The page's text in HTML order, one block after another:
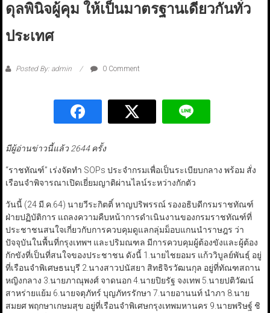
ดุลพินิจผู้คุม ให้เป็นมาตรฐานเดียวกันทั่ว
ประเทศ
Posted By: admin 0 Comment
มีผู้อ่านข่าวนี้แล้ว 2644 ครั้ง
“ราชทัณฑ์” เร่งจัดทำ SOPs ประจำกรมเพื่อเป็นระเบียบกลาง พร้อม สั่ง
เรือนจำพิจารณาเปิดเยี่ยมญาติผ่านไลน์ระหว่างกักตัว
วันนี้ (24 มี.ค.64) นายวีระกิตติ์ หาญปริพรรณ์ รองอธิบดีกรมราชทัณฑ์
ฝ่ายปฏิบัติการ แถลงความคืบหน้าการดำเนินงานของกรมราชทัณฑ์ที่
ประชาชนสนใจเกี่ยวกับการควบคุมดูแลกลุ่มม็อบแกนนำราษฎร ว่า
ปัจจุบันในพื้นที่กรุงเทพฯ และปริมณฑล มีการควบคุมผู้ต้องขังและผู้ต้อง
กักขังที่เป็นที่สนใจของประชาชน ดังนี้ 1.นายไชยอมร แก้ววิบูลย์พันธุ์ อยู่
ที่เรือนจำพิเศษธนบุรี 2.นางสาวปนัสยา สิทธิจิรวัฒนกุล อยู่ที่ทัณฑสถาน
หญิงกลาง 3.นายภาณุพงศ์ จาดนอก 4.นายปิยรัฐ จงเทพ 5.นายปติวัฒน์
สาหร่ายแย้ม 6.นายจตุภัทร์ บุญภัทรรักษา 7.นายอานนท์ นำภา 8.นาย
สมยศ พฤกษาเกษมสุข อยู่ที่เรือนจำพิเศษกรุงเทพมหานคร 9.นายพริษฐ์ ชิ